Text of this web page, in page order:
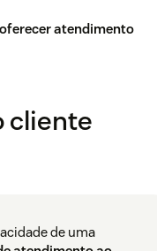
atendimento
cliente
de uma